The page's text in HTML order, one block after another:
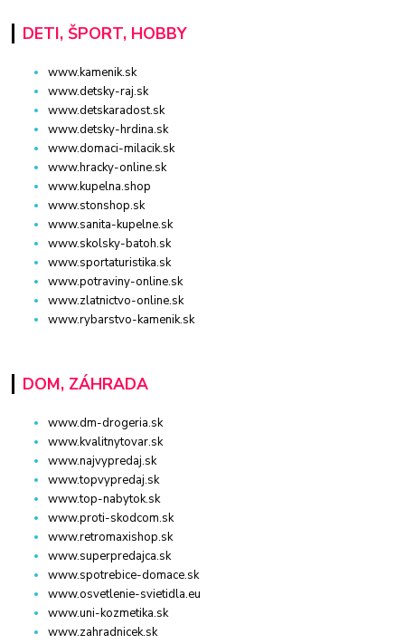
DETI, ŠPORT, HOBBY
www.kamenik.sk
www.detsky-raj.sk
www.detskaradost.sk
www.detsky-hrdina.sk
www.domaci-milacik.sk
www.hracky-online.sk
www.kupelna.shop
www.stonshop.sk
www.sanita-kupelne.sk
www.skolsky-batoh.sk
www.sportaturistika.sk
www.potraviny-online.sk
www.zlatnictvo-online.sk
www.rybarstvo-kamenik.sk
DOM, ZÁHRADA
www.dm-drogeria.sk
www.kvalitnytovar.sk
www.najvypredaj.sk
www.topvypredaj.sk
www.top-nabytok.sk
www.proti-skodcom.sk
www.retromaxishop.sk
www.superpredajca.sk
www.spotrebice-domace.sk
www.osvetlenie-svietidla.eu
www.uni-kozmetika.sk
www.zahradnicek.sk